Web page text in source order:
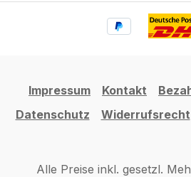
Impressum Kontakt
Datenschutz
Widerrufsrecht
Alle Preise inkl. gesetzl.